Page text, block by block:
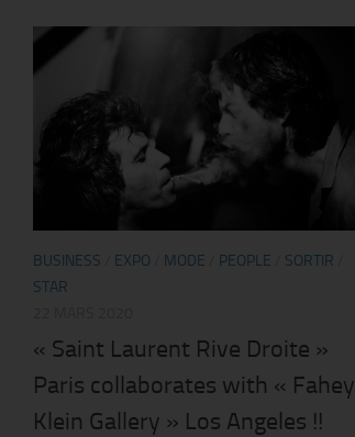
BUSINESS EXPO MODE PEOPLE SORTIR
STAR
« Saint Laurent Rive Droite »
Paris collaborates with « Fahey
Klein Gallery » Los Angeles !!